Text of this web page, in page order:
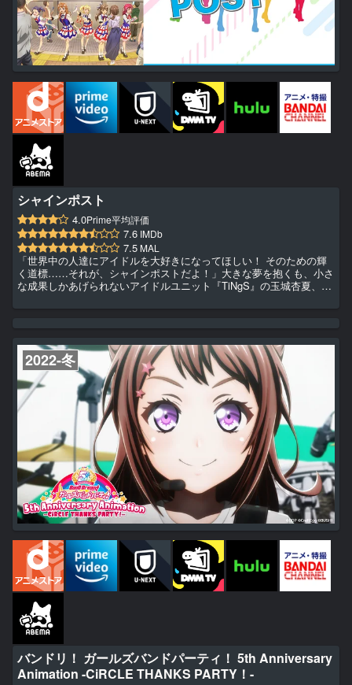
シャインポスト
4.0Prime平均評価
7.6 IMDb
7.5 MAL
「世界中の人達にアイドルを大好きになってほしい！ そのための輝
く道標……それが、シャインポストだよ！」大きな夢を抱くも、小さ
な成果しかあげられないアイドルユニット『TiNgS』の玉城杏夏、青
強マネージャー、のはずが……「僕、マネージャーはやらないよ」現
ため、君と少女たちが光り輝く物語。
2022-冬
バンドリ！ ガールズバンドパーティ！ 5th Anniversary
Animation -CiRCLE THANKS PARTY！-